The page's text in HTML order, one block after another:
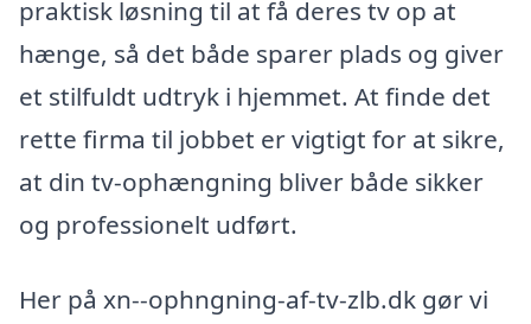
praktisk løsning til at få deres tv op at
hænge, så det både sparer plads og giver
et stilfuldt udtryk i hjemmet. At finde det
rette firma til jobbet er vigtigt for at sikre,
at din tv-ophængning bliver både sikker
og professionelt udført.
Her på xn--ophngning-af-tv-zlb.dk gør vi